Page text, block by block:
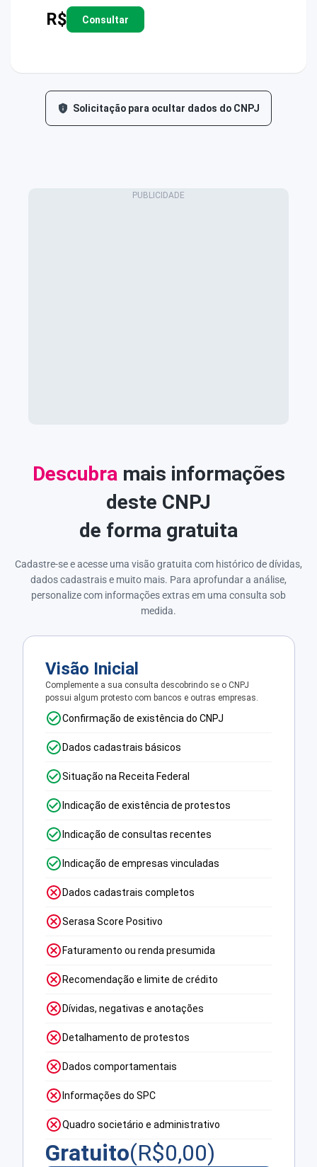
R$ Consultar
Solicitação para ocultar dados do CNPJ
Descubramais informações
deste CNPJ
de forma gratuita
Cadastre-se e acesse uma visão gratuita com histórico de dívidas,
dados cadastrais e muito mais. Para aprofundar a análise,
personalize com informações extras em uma consulta sob
medida.
Visão Inicial
Complemente a sua consulta descobrindo se o CNPJ
possui algum protesto com bancos e outras empresas.
Confirmação de existência do CNPJ
Dados cadastrais básicos
Situação na Receita Federal
Indicação de existência de protestos
Indicação de consultas recentes
Indicação de empresas vinculadas
Dados cadastrais completos
Serasa Score Positivo
Faturamento ou renda presumida
Recomendação e limite de crédito
Dívidas, negativas e anotações
Detalhamento de protestos
Dados comportamentais
Informações do SPC
Quadro societário e administrativo
Gratuito(R$0,00)